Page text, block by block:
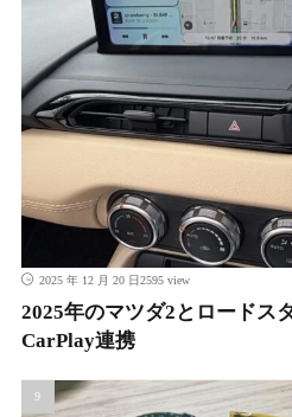
2025 年 12 月 20 日2595 view
2025年のマツダ2とロードス
CarPlay連携